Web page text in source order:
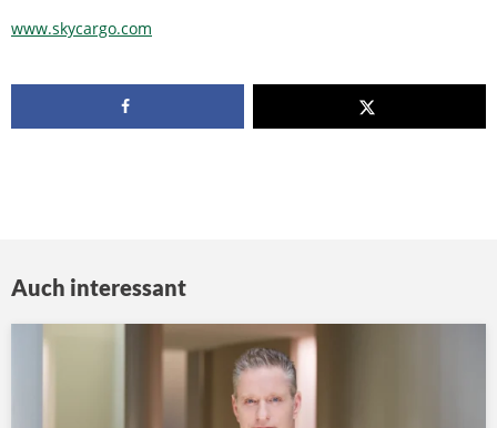
www.skycargo.com
Auch interessant